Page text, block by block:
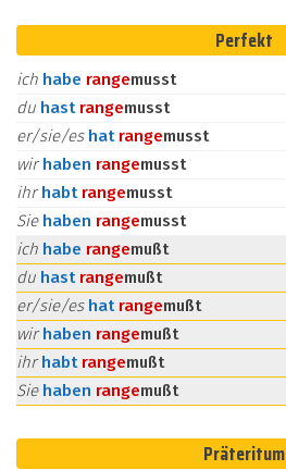
Perfekt
ich habe rangemusst
du hast rangemusst
er/sie/es hat rangemusst
wirhaben rangemusst
ihrhabt rangemusst
Sie haben rangemusst
ich habe rangemußt
du hast rangemußt
er/sie/es hat rangemußt
wirhaben rangemußt
ihrhabt rangemußt
Sie haben rangemußt
Präteritum